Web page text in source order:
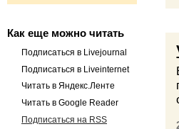
Как еще можно читать
Подписаться в Livejournal
Подписаться в Liveinternet
Читать в Яндекс.Ленте
Читать в Google Reader
Подписаться на RSS